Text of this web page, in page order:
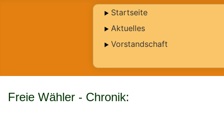
Startseite
Aktuelles
Vorstandschaft
Freie Wähler - Chronik: